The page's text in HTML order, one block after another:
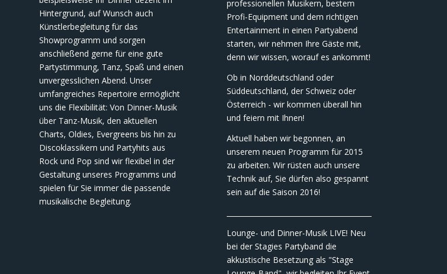
Hintergrund, auf Wunsch auch
Künstlerbegleitung für das
Showprogramm und sorgen
anschließend gerne für eine gute
Partystimmung, Tanz, Spaß und einen
unvergesslichen Abend. Unser
umfangreiches Repertoire ermöglicht
uns die Flexibilität: Von Dinner-Musik
über Tanz-Musik, den aktuellen
Charts, Oldies, Evergreens bis hin zu
Discoklassikern und Partyhits aus
Rock und Pop sind wir flexibel in der
Gestaltung unseres Programms und
spielen für Sie immer die passende
musikalische Begleitung.
professionellen Musikern, bestem
Profi-Equipment und dem richtigen
Entertainment in einen Partyabend
starten, wir nehmen Ihre Gäste mit,
denn wir wissen, worauf es ankommt!
Ob in Norddeutschland oder
Süddeutschland, der Schweiz oder
Österreich - wir kommen überall hin
und feiern mit Ihnen!
Aktuell haben wir begonnen, an
unserem neuen Programm für 2015
zu arbeiten. Wir rüsten auch unsere
Technik auf, Sie dürfen also gespannt
sein auf die Saison 2016!
Lounge- und Dinner-Musik LIVE! Neu
bei der Stagies Partyband die
akkustische Besetzung als "Stage